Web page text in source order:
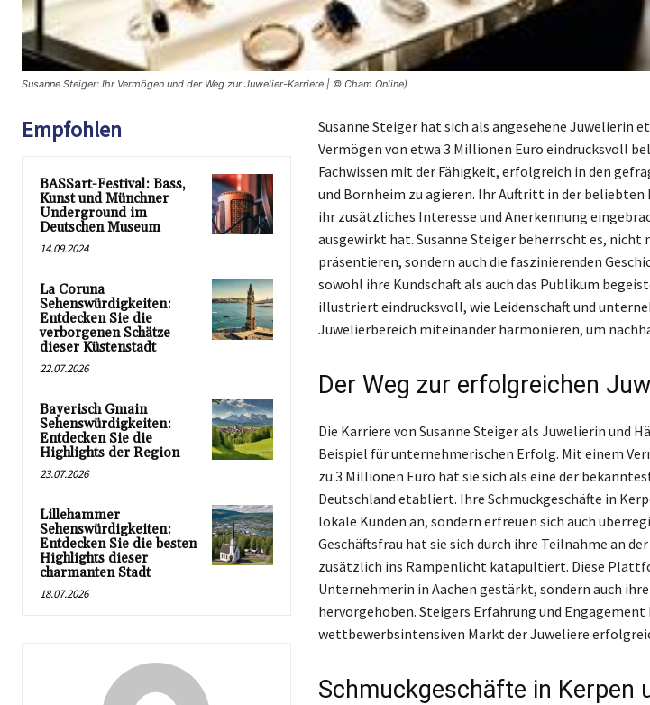
Susanne Steiger: Ihr Vermögen und der Weg zur Juwelier-Karriere | © Cham Online)
Empfohlen
BASSart-Festival: Bass,
Kunst und Münchner
Underground im
Deutschen Museum
14.09.2024
La Coruna
Sehenswürdigkeiten:
Entdecken Sie die
verborgenen Schätze
dieser Küstenstadt
22.07.2026
Bayerisch Gmain
Sehenswürdigkeiten:
Entdecken Sie die
Highlights der Region
23.07.2026
Lillehammer
Sehenswürdigkeiten:
Entdecken Sie die besten
Highlights dieser
charmanten Stadt
18.07.2026
Susanne Steiger hat sich als angesehene Juwelierin
Vermögen von etwa 3 Millionen Euro eindrucksvoll
Fachwissen mit der Fähigkeit, erfolgreich in den
und Bornheim zu agieren. Ihr Auftritt in der beliebten
ihr zusätzliches Interesse und Anerkennung
ausgewirkt hat. Susanne Steiger beherrscht es, nicht
präsentieren, sondern auch die faszinierenden
sowohl ihre Kundschaft als auch das Publikum
illustriert eindrucksvoll, wie Leidenschaft und
Juwelierbereich miteinander harmonieren, um
Der Weg zur erfolgreichen
Die Karriere von Susanne Steiger als Juwelierin und
Beispiel für unternehmerischen Erfolg. Mit einem
zu 3 Millionen Euro hat sie sich als eine der
Deutschland etabliert. Ihre Schmuckgeschäfte in
lokale Kunden an, sondern erfreuen sich auch
Geschäftsfrau hat sie sich durch ihre Teilnahme an
zusätzlich ins Rampenlicht katapultiert. Diese
Unternehmerin in Aachen gestärkt, sondern auch
hervorgehoben. Steigers Erfahrung und
wettbewerbsintensiven Markt der Juweliere
Schmuckgeschäfte in Kerpen